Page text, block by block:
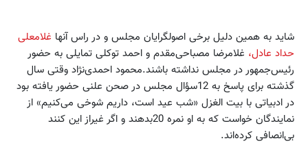
شاید به همین دلیل برخی اصولگرایان مجلس و در راس آنها غلامعلی
حداد عادل، غلامرضا مصباحی‌مقدم و احمد توکلی تمایلی به حضور
رئیس‌جمهور در مجلس نداشته باشند.محمود احمدی‌نژاد وقتی سال
گذشته برای پاسخ به 12سؤال مجلس در صحن علنی حضور یافته بود
در ادبیاتی با بیت الغزل «شب عید است، داریم شوخی می‌کنیم» از
نمایندگان خواست که به او نمره 20بدهند و اگر غیراز این کنند
بی‌انصافی کرده‌اند.